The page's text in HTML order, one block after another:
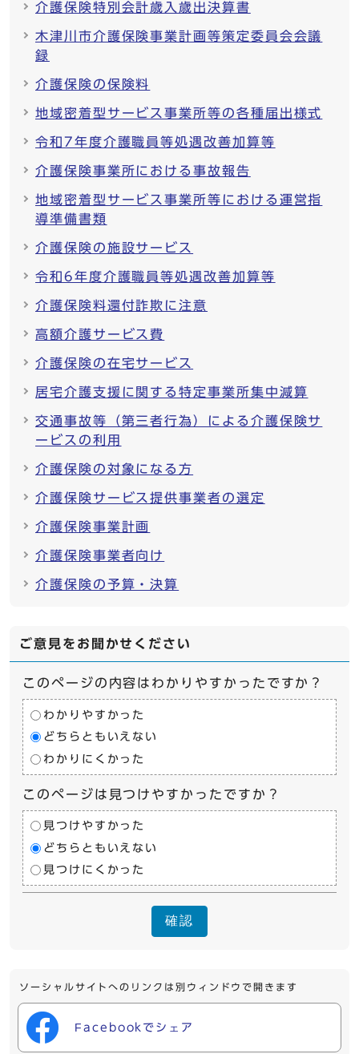
介護保険特別会計歳入歳出決算書
木津川市介護保険事業計画等策定委員会会議
録
介護保険の保険料
地域密着型サービス事業所等の各種届出様式
令和7年度介護職員等処遇改善加算等
介護保険事業所における事故報告
地域密着型サービス事業所等における運営指
導準備書類
介護保険の施設サービス
令和6年度介護職員等処遇改善加算等
介護保険料還付詐欺に注意
高額介護サービス費
介護保険の在宅サービス
居宅介護支援に関する特定事業所集中減算
交通事故等（第三者行為）による介護保険サ
ービスの利用
介護保険の対象になる方
介護保険サービス提供事業者の選定
介護保険事業計画
介護保険事業者向け
介護保険の予算・決算
ご意見をお聞かせください
このページの内容はわかりやすかったですか？
わかりやすかった
どちらともいえない
わかりにくかった
このページは見つけやすかったですか？
見つけやすかった
どちらともいえない
見つけにくかった
確認
ソーシャルサイトへのリンクは別ウィンドウで開きます
Facebookでシェア